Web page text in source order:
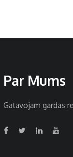
Par Mums
Gatavojam gardas